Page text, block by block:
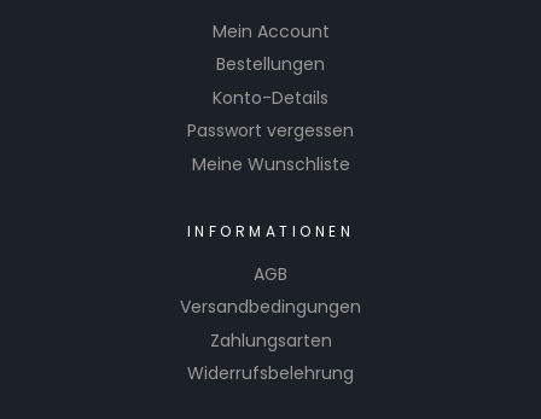
Mein Account
Bestellungen
Konto-Details
Passwort vergessen
Meine Wunschliste
INFORMATIONEN
AGB
Versandbedingungen
Zahlungsarten
Widerrufsbelehrung